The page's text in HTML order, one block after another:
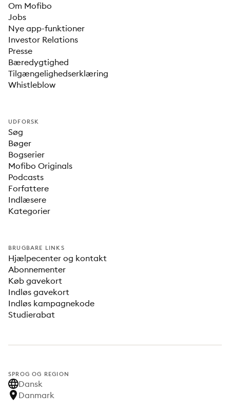
Om Mofibo
Jobs
Nye app-funktioner
Investor Relations
Presse
Bæredygtighed
Tilgængelighedserklæring
Whistleblow
UDFORSK
Søg
Bøger
Bogserier
Mofibo Originals
Podcasts
Forfattere
Indlæsere
Kategorier
BRUGBARE LINKS
Hjælpecenter og kontakt
Abonnementer
Køb gavekort
Indløs gavekort
Indløs kampagnekode
Studierabat
SPROG OG REGION
Dansk
Danmark